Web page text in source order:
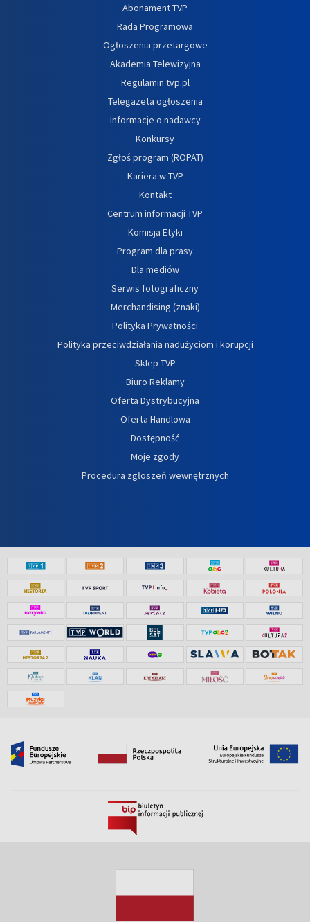
Abonament TVP
Rada Programowa
Ogłoszenia przetargowe
Akademia Telewizyjna
Regulamin tvp.pl
Telegazeta ogłoszenia
Informacje o nadawcy
Konkursy
Zgłoś program (ROPAT)
Kariera w TVP
Kontakt
Centrum informacji TVP
Komisja Etyki
Program dla prasy
Dla mediów
Serwis fotograficzny
Merchandising (znaki)
Polityka Prywatności
Polityka przeciwdziałania nadużyciom i korupcji
Sklep TVP
Biuro Reklamy
Oferta Dystrybucyjna
Oferta Handlowa
Dostępność
Moje zgody
Procedura zgłoszeń wewnętrznych